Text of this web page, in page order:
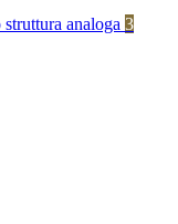
analoga 3